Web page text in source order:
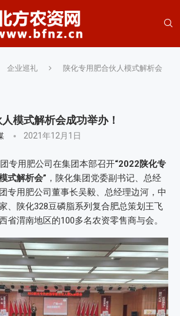
企业巡礼
陕化专用肥合伙人模式解析会
模式解析会成功举办！
2021年12月1日
专用肥公司在集团本部召开“2022陕化专
式解析会” ，陕化集团党委副书记、总经
专用肥公司董事长吴毅、总经理边河，中
、陕化328豆磷脂系列复合肥总策划王飞
省渭南地区的100多名农资零售商与会。